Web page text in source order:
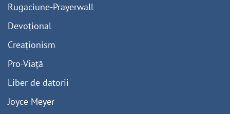
Rugaciune-Prayerwall
Devoțional
Creaționism
Pro-Viață
Liber de datorii
Joyce Meyer